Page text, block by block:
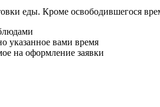
еды. Кроме освободившегося
указанное вами время
на оформление заявки